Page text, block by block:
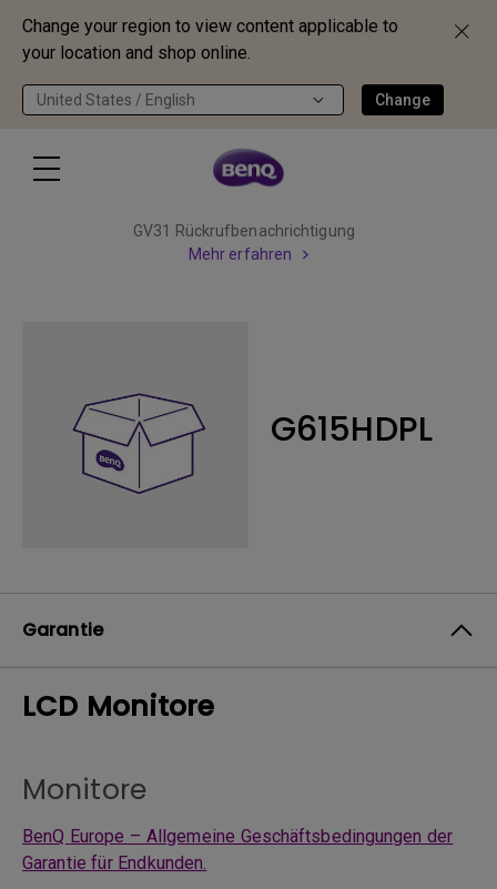
Change your region to view content applicable to
your location and shop online.
United States / English Change
GV31 Rückrufbenachrichtigung
Mehr erfahren
G615HDPL
Garantie
LCD Monitore
Monitore
BenQ Europe – Allgemeine Geschäftsbedingungen der
Garantie für Endkunden.